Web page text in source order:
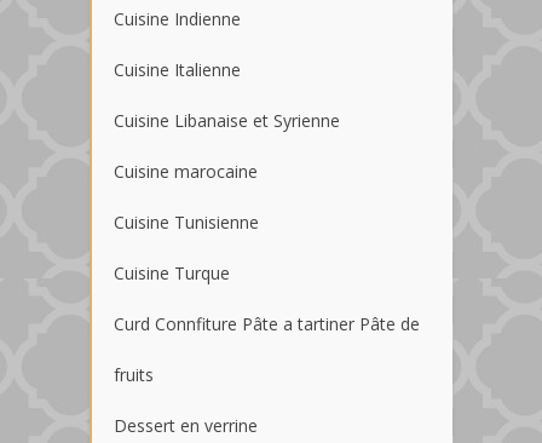
Cuisine Indienne
Cuisine Italienne
Cuisine Libanaise et Syrienne
Cuisine marocaine
Cuisine Tunisienne
Cuisine Turque
Curd Connfiture Pâte a tartiner Pâte de
fruits
Dessert en verrine